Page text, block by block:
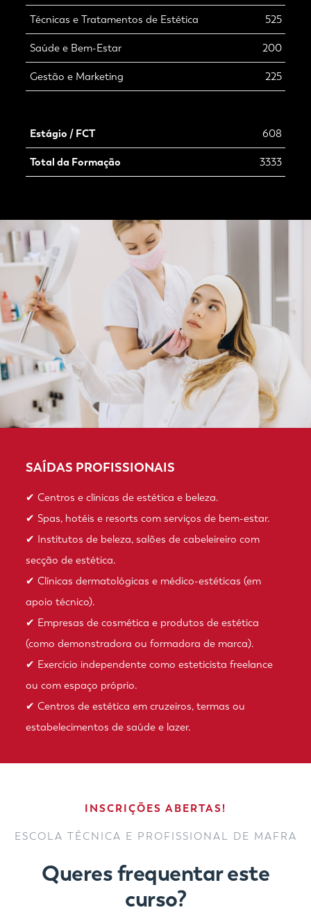
Técnicas e Tratamentos de Estética 525
Saúde e Bem-Estar 200
Gestão e Marketing 225
Estágio / FCT 608
Total da Formação 3333
SAÍDAS PROFISSIONAIS
✔ Centros e clínicas de estética e beleza.
✔ Spas, hotéis e resorts com serviços de bem-estar.
✔ Institutos de beleza, salões de cabeleireiro com
secção de estética.
✔ Clínicas dermatológicas e médico-estéticas (em
apoio técnico).
✔ Empresas de cosmética e produtos de estética
(como demonstradora ou formadora de marca).
✔ Exercício independente como esteticista freelance
ou com espaço próprio.
✔ Centros de estética em cruzeiros, termas ou
estabelecimentos de saúde e lazer.
INSCRIÇÕES ABERTAS!
ESCOLA TÉCNICA E PROFISSIONAL DE MAFRA
Queres frequentar este
curso?